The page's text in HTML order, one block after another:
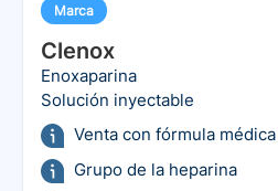
Marca
Clenox
Enoxaparina
Solución inyectable
Venta con fórmula médica
Grupo de la heparina